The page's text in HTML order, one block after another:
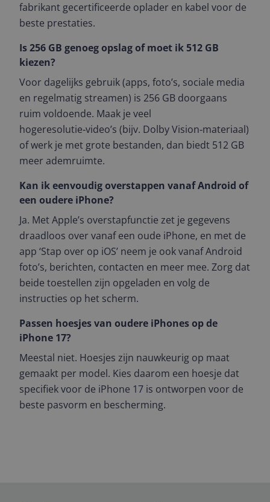
fabrikant gecertificeerde oplader en kabel voor de
beste prestaties.
Is 256 GB genoeg opslag of moet ik 512 GB
kiezen?
Voor dagelijks gebruik (apps, foto’s, sociale media
en regelmatig streamen) is 256 GB doorgaans
ruim voldoende. Maak je veel
hogeresolutie‑video’s (bijv. Dolby Vision‑materiaal)
of werk je met grote bestanden, dan biedt 512 GB
meer ademruimte.
Kan ik eenvoudig overstappen vanaf Android of
een oudere iPhone?
Ja. Met Apple’s overstapfunctie zet je gegevens
draadloos over vanaf een oude iPhone, en met de
app ‘Stap over op iOS’ neem je ook vanaf Android
foto’s, berichten, contacten en meer mee. Zorg dat
beide toestellen zijn opgeladen en volg de
instructies op het scherm.
Passen hoesjes van oudere iPhones op de
iPhone 17?
Meestal niet. Hoesjes zijn nauwkeurig op maat
gemaakt per model. Kies daarom een hoesje dat
specifiek voor de iPhone 17 is ontworpen voor de
beste pasvorm en bescherming.